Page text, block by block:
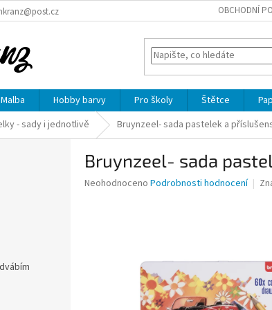
OBCHODNÍ
Malba Hobby barvy Pro školy Štětce
- sady i jednotlivě Bruynzeel- sada pastelek a
Bruynzeel- sada
Průměrné
Neohodnoceno Podrobnosti hodnocení